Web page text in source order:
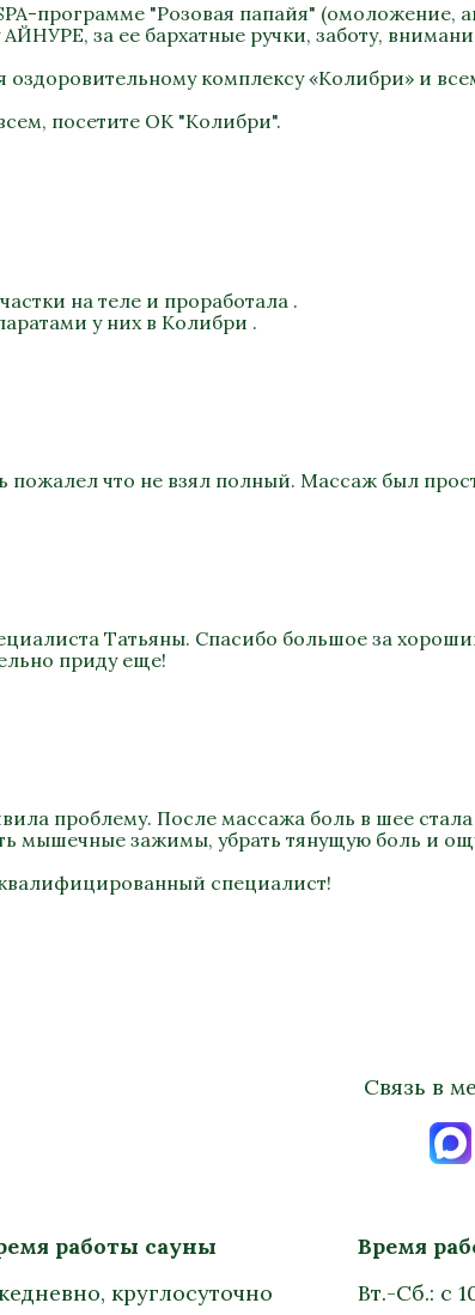
программе "Розовая папайя" (омоложение,
за ее бархатные ручки, заботу,
комплексу «Колибри» и
посетите ОК "Колибри".
на теле и проработала .
у них в Колибри .
что не взял полный. Массаж был
Татьяны. Спасибо большое за
приду еще!
проблему. После массажа боль в шее
мышечные зажимы, убрать тянущую боль и
специалист!
Связь в
работы сауны
круглосуточно
Время
Вт.-Сб.: с